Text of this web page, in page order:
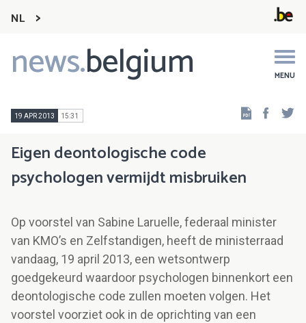
NL
news.belgium MENU
Main
navigation
19 APR 2013 15:31
Eigen deontologische code
psychologen vermijdt misbruiken
Op voorstel van Sabine Laruelle, federaal minister
van KMO’s en Zelfstandigen, heeft de ministerraad
vandaag, 19 april 2013, een wetsontwerp
goedgekeurd waardoor psychologen binnenkort een
deontologische code zullen moeten volgen. Het
voorstel voorziet ook in de oprichting van een